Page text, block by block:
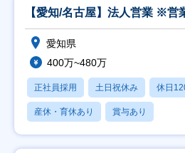
【愛知/名古屋】法人営業 ※
愛知県
400万~480万
正社員採用 土日祝休み 休日
産休・育休あり 賞与あり